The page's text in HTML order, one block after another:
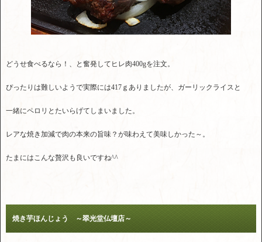
どうせ食べるなら！、と奮発してヒレ肉400gを注文。
ぴったりは難しいようで実際には417ｇありましたが、ガーリックライスと
一緒にペロリとたいらげてしまいました。
レアな焼き加減で肉の本来の旨味？が味わえて美味しかった～。
たまにはこんな贅沢も良いですね^^
焼き芋ほんじょう ～翠光堂仏壇店～